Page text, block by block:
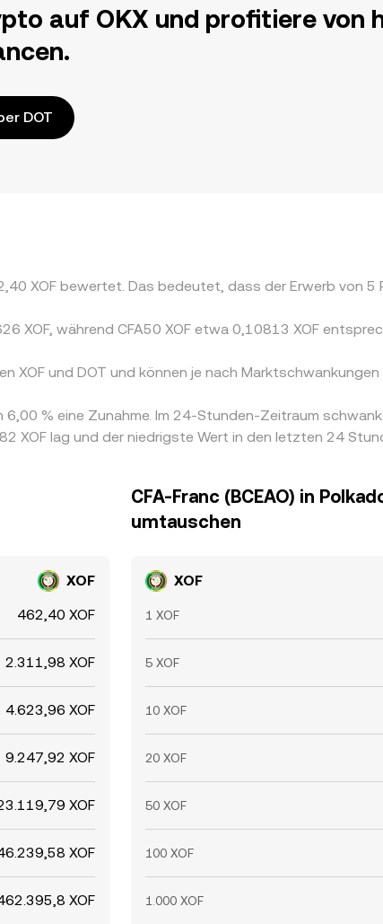
auf OKX und profitiere von
DOT
XOF bewertet. Das bedeutet, dass der Erwerb von
XOF, während CFA50 XOF etwa 0,10813 XOF
XOF und DOT und können je nach Marktschwankungen
% eine Zunahme. Im 24-Stunden-Zeitraum
XOF lag und der niedrigste Wert in den letzten 24
XOF
462,40 XOF
2.311,98 XOF
4.623,96 XOF
9.247,92 XOF
XOF
XOF
XOF
CFA-Franc (BCEAO) in
umtauschen
XOF
1 XOF
5 XOF
10 XOF
20 XOF
50 XOF
100 XOF
1.000 XOF